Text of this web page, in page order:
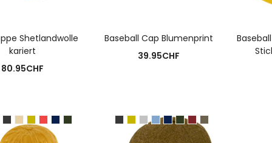
Shetlandwolle
kariert
80.95CHF
Baseball Cap Blumenprint
39.95CHF